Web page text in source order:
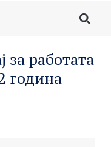
работата
година